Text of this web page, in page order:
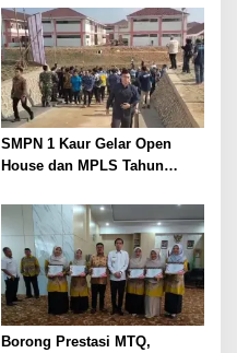
2026
SMPN 1 Kaur Gelar Open
House dan MPLS Tahun
Pejabat Pusat dan Daerah
Borong Prestasi MTQ,